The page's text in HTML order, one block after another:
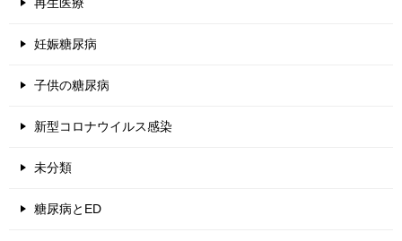
妊娠糖尿病
子供の糖尿病
新型コロナウイルス感染
未分類
糖尿病とED